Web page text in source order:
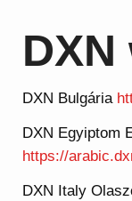
DXN Bulgária
DXN Egyiptom
https://
DXN Italy